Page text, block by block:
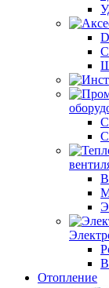
Отопление